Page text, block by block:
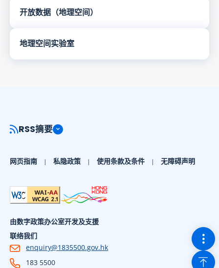
开放数据（地理空间）
地理空间实验室
切
回到
RSS摘要
网页指南 私隐政策 使用条款及条件 无障碍声明
由数字政策办公室开发及支援
联络我们
enquiry@1835500.gov.hk
183 5500